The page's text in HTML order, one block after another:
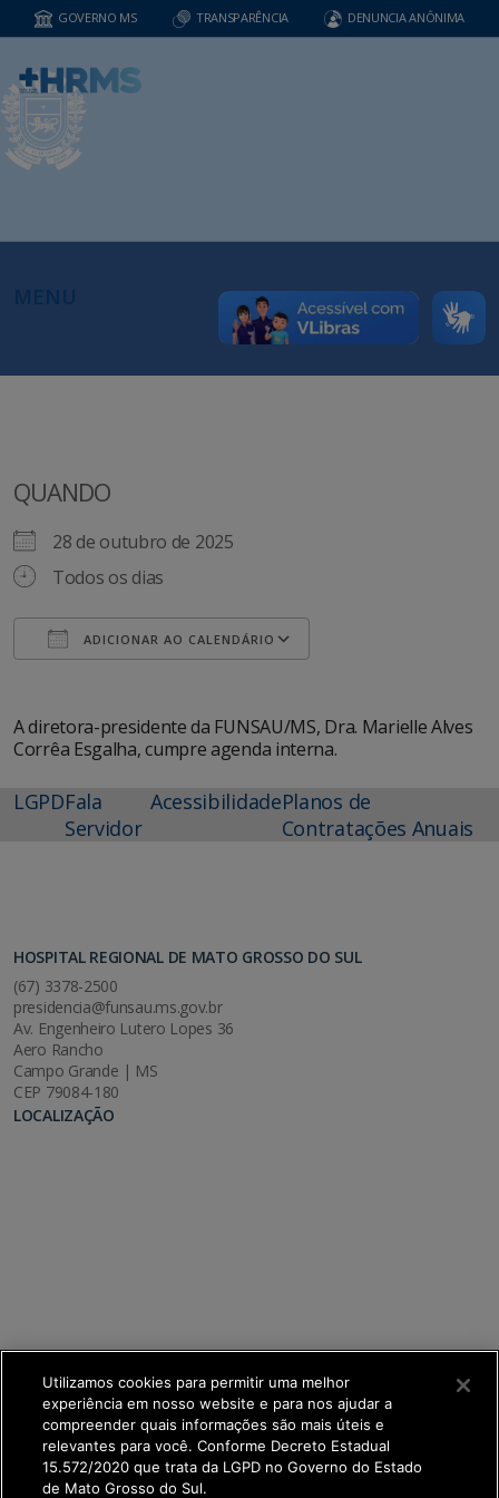
GOVERNO MS TRANSPARÊNCIA DENUNCIA ANÔNIMA
QUANDO
28 de outubro de 2025
Todos os dias
ADICIONAR AO CALENDÁRIO
A diretora-presidente da FUNSAU/MS, Dra. Marielle Alves
Corrêa Esgalha, cumpre agenda interna.
LGPDFala
Servidor
AcessibilidadePlanos de
Contratações Anuais
HOSPITAL REGIONAL DE MATO GROSSO DO SUL
(67) 3378-2500
presidencia@funsau.ms.gov.br
Av. Engenheiro Lutero Lopes 36
Aero Rancho
Campo Grande | MS
CEP 79084-180
LOCALIZAÇÃO
Utilizamos cookies para permitir uma melhor
experiência em nosso website e para nos ajudar a
compreender quais informações são mais úteis e
relevantes para você. Conforme Decreto Estadual
15.572/2020 que trata da LGPD no Governo do Estado
de Mato Grosso do Sul.